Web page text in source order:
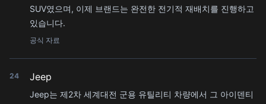
SUV였으며, 이제 브랜드는 완전한 전기적 재배치를 진행하고
있습니다.
공식 자료
24 Jeep
Jeep는 제2차 세계대전 군용 유틸리티 차량에서 그 아이덴티